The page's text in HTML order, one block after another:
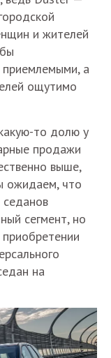
и жителей
приемлемыми, а
ощутимо
то долю у
продажи
выше,
ожидаем, что
седанов
сегмент, но
на